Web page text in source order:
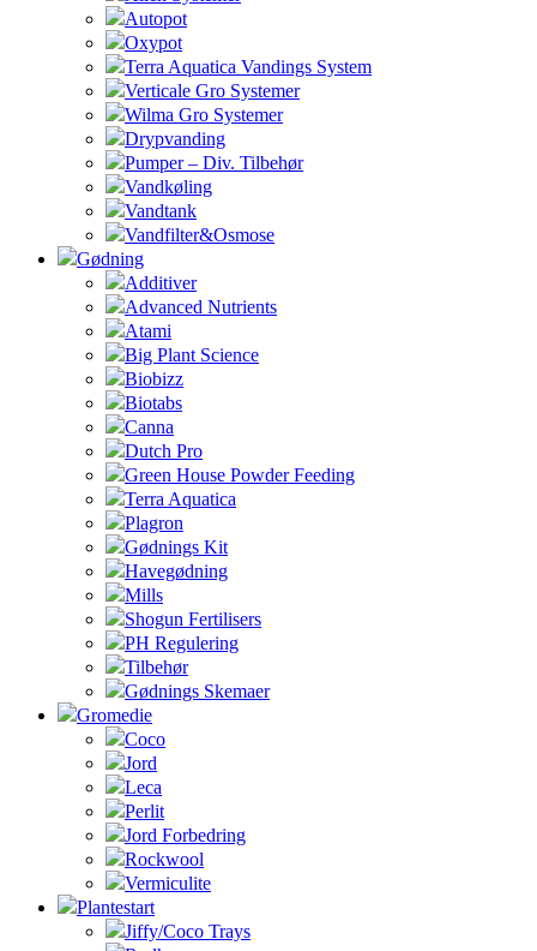
Autopot
Oxypot
Terra Aquatica Vandings System
Verticale Gro Systemer
Wilma Gro Systemer
Drypvanding
Pumper – Div. Tilbehør
Vandkøling
Vandtank
Vandfilter&Osmose
Gødning
Additiver
Advanced Nutrients
Atami
Big Plant Science
Biobizz
Biotabs
Canna
Dutch Pro
Green House Powder Feeding
Terra Aquatica
Plagron
Gødnings Kit
Havegødning
Mills
Shogun Fertilisers
PH Regulering
Tilbehør
Gødnings Skemaer
Gromedie
Coco
Jord
Leca
Perlit
Jord Forbedring
Rockwool
Vermiculite
Plantestart
Jiffy/Coco Trays